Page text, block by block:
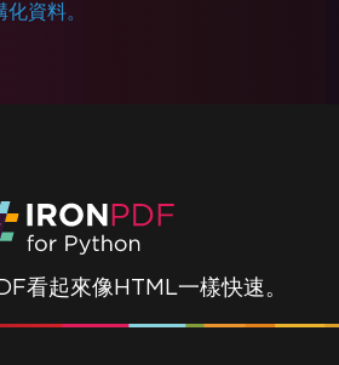
資料。
看起來像HTML一樣快速。